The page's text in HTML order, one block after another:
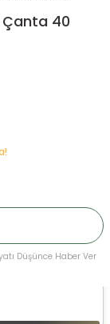
Çanta 40
Düşünce Haber Ver